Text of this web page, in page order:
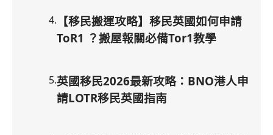
4. 【移民搬運攻略】移民英國如何申請
ToR1 ？搬屋報關必備Tor1教學
5.英國移民2026最新攻略：BNO港人申
請LOTR移民英國指南